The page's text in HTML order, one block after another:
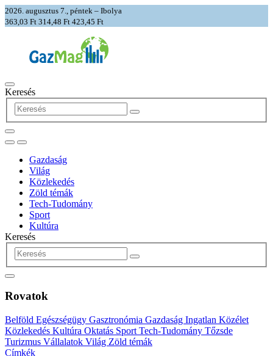
2026. augusztus 7., péntek – Ibolya
363,03 Ft 314,48 Ft 423,45 Ft
Keresés
Gazdaság
Világ
Közlekedés
Zöld témák
Tech-Tudomány
Sport
Kultúra
Keresés
Rovatok
Belföld Egészségügy Gasztronómia Gazdaság Ingatlan Közélet
Közlekedés Kultúra Oktatás Sport Tech-Tudomány Tőzsde
Turizmus Vállalatok Világ Zöld témák
Címkék